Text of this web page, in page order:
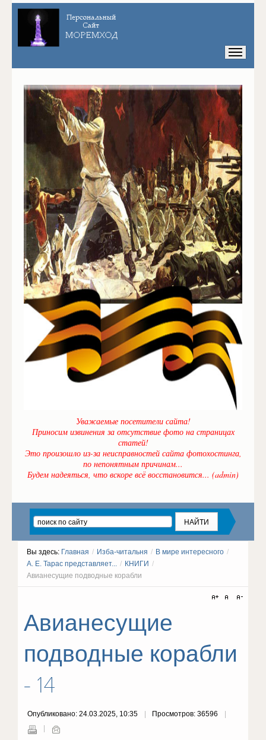
Уважаемые посетители сайта!
Приносим извинения за отсутствие фото на страницах
статей!
Это произошло из-за неисправностей сайта фотохостинга,
по непонятным причинам...
Будем надеяться, что вскоре всё восстановится... (admin)
Вы здесь: Главная / Изба-читальня / В мире интересного /
А. Е. Тарас представляет... / КНИГИ /
Авианесущие подводные корабли
Авианесущие
подводные корабли
- 14
Опубликовано: 24.03.2025, 10:35 Просмотров: 36596